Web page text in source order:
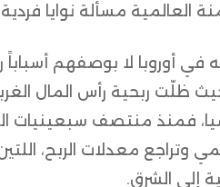
مسألة نوايا
أوروبا لا بوصفهم
حيث ظلّت ربحية رأس المال
فمنذ منتصف سبعينيات
وتراجع معدلات الربح،
إلى الشرق.